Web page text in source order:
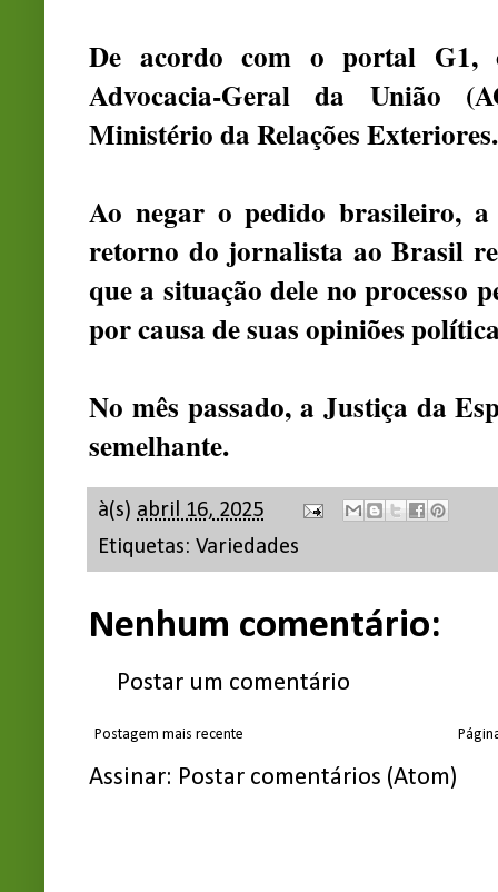
De acordo com o portal G1,
Advocacia-Geral da União
Ministério da Relações Exteriores.
Ao negar o pedido brasileiro,
retorno do jornalista ao Brasil
que a situação dele no processo
por causa de suas opiniões
No mês passado, a Justiça da
semelhante.
à(s) abril 16, 2025
Etiquetas: Variedades
Nenhum comentário:
Postar um comentário
Postagem mais recente
Assinar: Postar comentários (Atom)